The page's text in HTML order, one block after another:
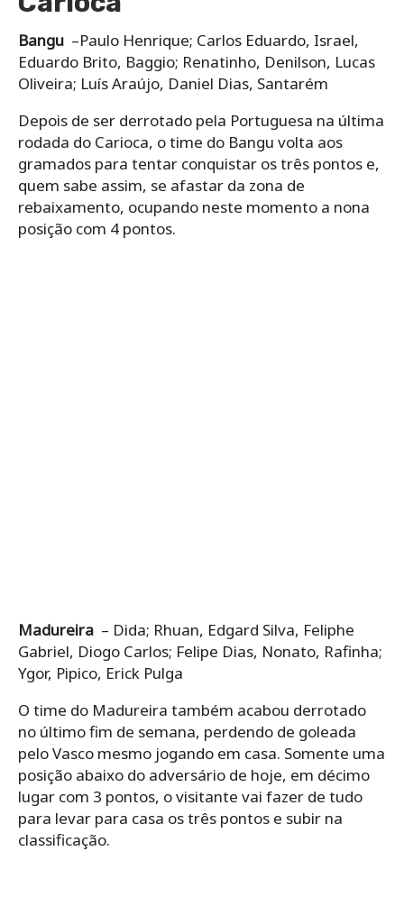
Bangu –Paulo Henrique; Carlos Eduardo, Israel,
Eduardo Brito, Baggio; Renatinho, Denilson, Lucas
Oliveira; Luís Araújo, Daniel Dias, Santarém
Depois de ser derrotado pela Portuguesa na última
rodada do Carioca, o time do Bangu volta aos
gramados para tentar conquistar os três pontos e,
quem sabe assim, se afastar da zona de
rebaixamento, ocupando neste momento a nona
posição com 4 pontos.
Madureira – Dida; Rhuan, Edgard Silva, Feliphe
Gabriel, Diogo Carlos; Felipe Dias, Nonato, Rafinha;
Ygor, Pipico, Erick Pulga
O time do Madureira também acabou derrotado
no último fim de semana, perdendo de goleada
pelo Vasco mesmo jogando em casa. Somente uma
posição abaixo do adversário de hoje, em décimo
lugar com 3 pontos, o visitante vai fazer de tudo
para levar para casa os três pontos e subir na
classificação.